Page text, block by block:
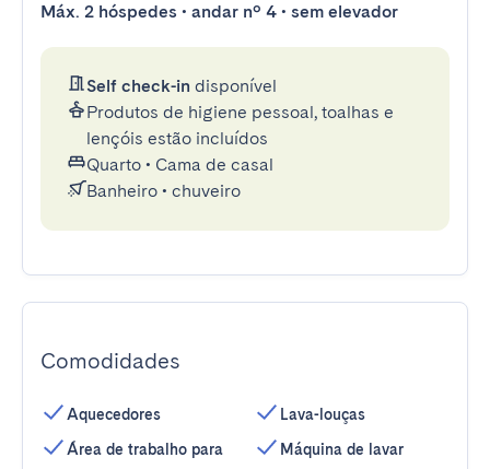
Máx. 2 hóspedes • andar nº 4 • sem elevador
Self check-in disponível
Produtos de higiene pessoal, toalhas e
lençóis estão incluídos
Quarto • Cama de casal
Banheiro • chuveiro
Comodidades
Aquecedores
Área de trabalho para
Lava-louças
Máquina de lavar